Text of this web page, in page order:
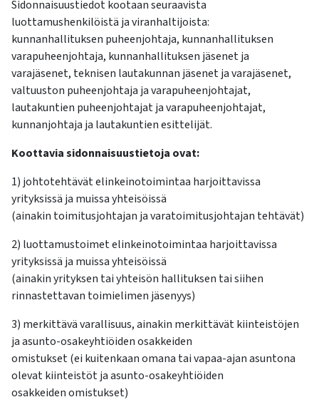
Sidonnaisuustiedot kootaan seuraavista
luottamushenkilöistä ja viranhaltijoista:
kunnanhallituksen puheenjohtaja, kunnanhallituksen
varapuheenjohtaja, kunnanhallituksen jäsenet ja
varajäsenet, teknisen lautakunnan jäsenet ja varajäsenet,
valtuuston puheenjohtaja ja varapuheenjohtajat,
lautakuntien puheenjohtajat ja varapuheenjohtajat,
kunnanjohtaja ja lautakuntien esittelijät.
Koottavia sidonnaisuustietoja ovat:
1) johtotehtävät elinkeinotoimintaa harjoittavissa
yrityksissä ja muissa yhteisöissä
(ainakin toimitusjohtajan ja varatoimitusjohtajan tehtävät)
2) luottamustoimet elinkeinotoimintaa harjoittavissa
yrityksissä ja muissa yhteisöissä
(ainakin yrityksen tai yhteisön hallituksen tai siihen
rinnastettavan toimielimen jäsenyys)
3) merkittävä varallisuus, ainakin merkittävät kiinteistöjen
ja asunto-osakeyhtiöiden osakkeiden
omistukset (ei kuitenkaan omana tai vapaa-ajan asuntona
olevat kiinteistöt ja asunto-osakeyhtiöiden
osakkeiden omistukset)